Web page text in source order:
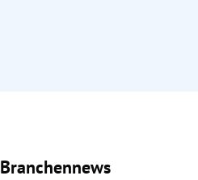
Branchennews